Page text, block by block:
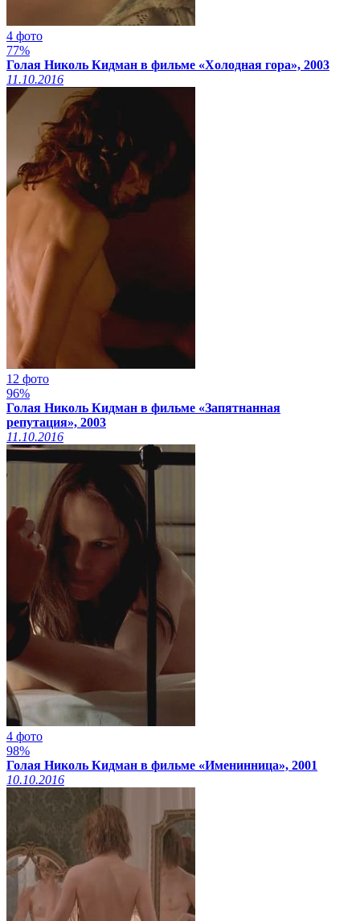
4 фото
77%
Голая Николь Кидман в фильме «Холодная гора», 2003
11.10.2016
12 фото
96%
Голая Николь Кидман в фильме «Запятнанная
репутация», 2003
11.10.2016
4 фото
98%
Голая Николь Кидман в фильме «Именинница», 2001
10.10.2016